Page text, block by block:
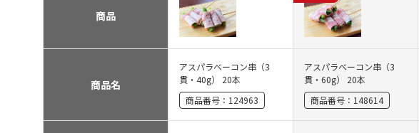
商品
商品名
アスパラベーコン串（3
貫・40g） 20本
商品番号： 124963
アスパラベーコン串（3
貫・60g） 20本
商品番号： 148614